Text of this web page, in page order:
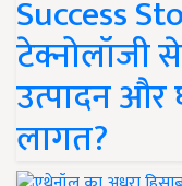
Success
टेक्नोलॉजी
उत्पादन और
लागत?